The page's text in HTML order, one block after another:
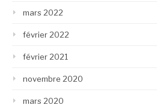
mars 2022
février 2022
février 2021
novembre 2020
mars 2020